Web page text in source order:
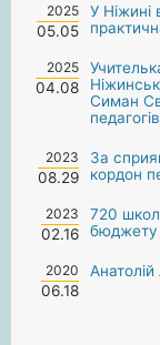
2025
05.05
У Ніжині
2025
04.08
Симан
2023
08.29
За
кордон
2023
02.16
720
бюджету
2020
06.18